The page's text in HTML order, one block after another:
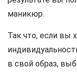
маникюр.
Так что, если вы
в свой образ,